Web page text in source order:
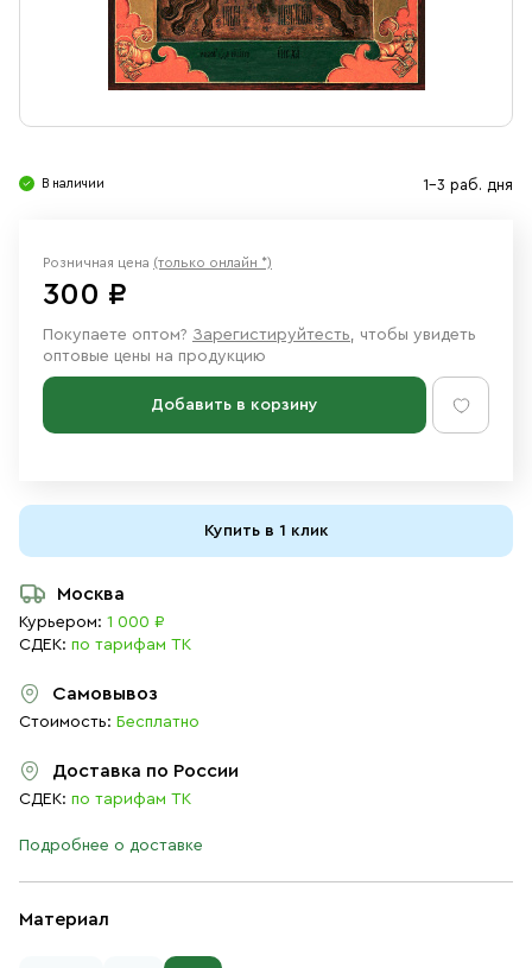
Ювелирные изделия
В наличии 1-3 раб. дня
Материал
Розничная цена (только онлайн *)
300 ₽
Покупаете оптом? Зарегистируйтесть, чтобы увидеть
оптовые цены на продукцию
Добавить в корзину
Купить в 1 клик
Москва
Курьером: 1 000 ₽
СДЕК: по тарифам ТК
Самовывоз
Стоимость: Бесплатно
Доставка по России
СДЕК: по тарифам ТК
Подробнее о доставке